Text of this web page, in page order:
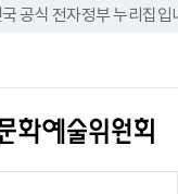
공식 전자정부 누리집입